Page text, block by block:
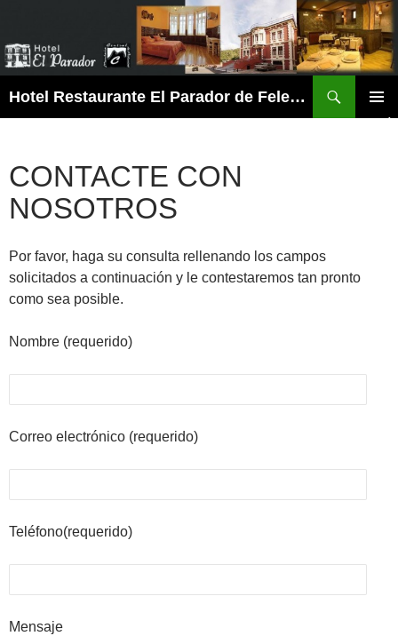
Hotel Restaurante El Parador de Felechosa
CONTACTE CON
NOSOTROS
Por favor, haga su consulta rellenando los campos
solicitados a continuación y le contestaremos tan pronto
como sea posible.
Nombre (requerido)
Correo electrónico (requerido)
Teléfono(requerido)
Mensaje